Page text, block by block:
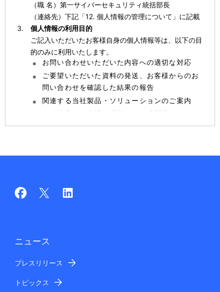
（職 名）第一サイバーセキュリティ統括部長
（連絡先）下記「12. 個人情報の管理について」に記載
個人情報の利用目的
ご記入いただいたお客様自身の個人情報等は、以下の目
的のみに利用いたします。
お問い合わせいただいた内容への適切な対応
ご要望いただいた資料の発送、お客様からのお
問い合わせを確認した結果の報告
関連する当社製品・ソリューションのご案内
今後予定する当社が運営する関連製品・サービ
スのイベントやセミナーへのご案内
IT・ネットワークソリューション事業に関連し
て、当社のより良いソリューションのご提案に
氏名、電話番号、メールアドレス、住所、法人名、部署
個人情報の第三者提供
ニュース
プレスリリース
トピックス